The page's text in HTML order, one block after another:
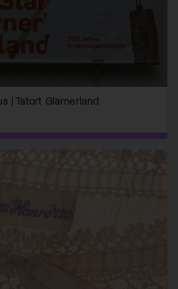
| Tatort Glarnerland